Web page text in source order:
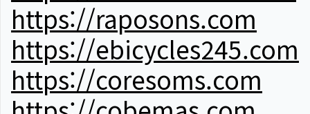
https://raposons.com
https://ebicycles245.com
https://coresoms.com